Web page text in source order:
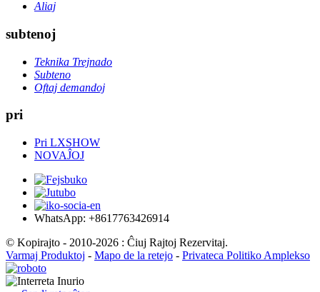
Aliaj
subtenoj
Teknika Trejnado
Subteno
Oftaj demandoj
pri
Pri LXSHOW
NOVAĴOJ
WhatsApp: +8617763426914
© Kopirajto - 2010-2026 : Ĉiuj Rajtoj Rezervitaj.
Varmaj Produktoj - Mapo de la retejo - Privateca Politiko Amplekso